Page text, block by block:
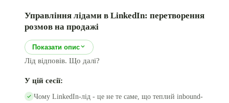
Управління лідами в LinkedIn: перетворення
розмов на продажі
Показати опис
Лід відповів. Що далі?
У цій сесії:
Чому LinkedIn-лід - це не те саме, що теплий inbound-